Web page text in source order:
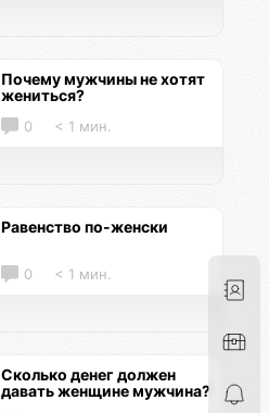
Почему мужчины не хотят
жениться?
0 < 1 мин.
Равенство по-женски
0 < 1 мин.
Сколько денег должен
давать женщине мужчина?